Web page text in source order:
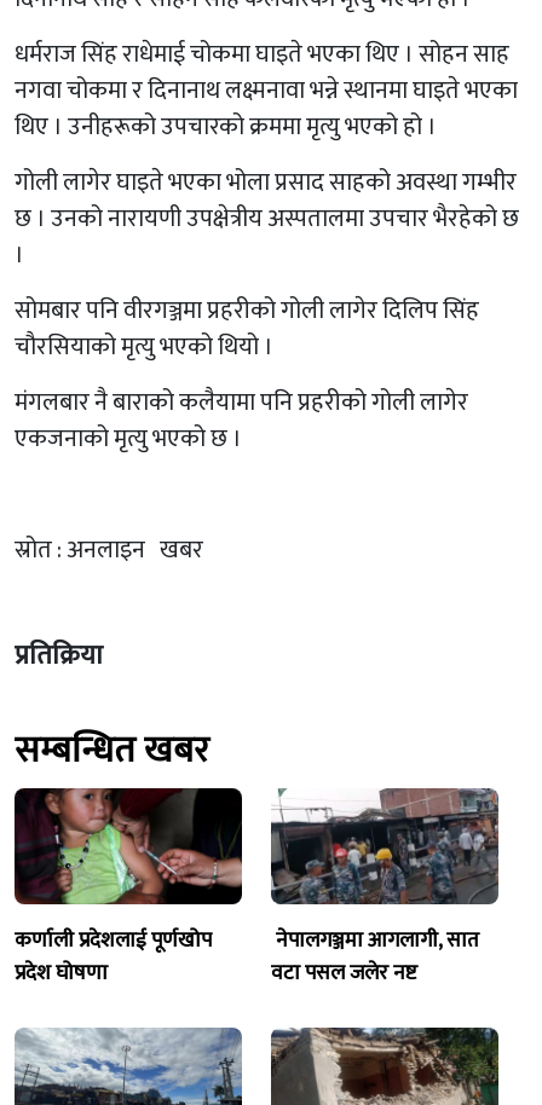
धर्मराज सिंह राधेमाई चोकमा घाइते भएका थिए । सोहन साह
नगवा चोकमा र दिनानाथ लक्ष्मनावा भन्ने स्थानमा घाइते भएका
थिए । उनीहरूको उपचारको क्रममा मृत्यु भएको हो ।
गोली लागेर घाइते भएका भोला प्रसाद साहको अवस्था गम्भीर
छ । उनको नारायणी उपक्षेत्रीय अस्पतालमा उपचार भैरहेको छ
।
सोमबार पनि वीरगञ्जमा प्रहरीको गोली लागेर दिलिप सिंह
चौरसियाको मृत्यु भएको थियो ।
मंगलबार नै बाराको कलैयामा पनि प्रहरीको गोली लागेर
एकजनाको मृत्यु भएको छ ।
स्रोत : अनलाइन खबर
प्रतिक्रिया
सम्बन्धित खबर
कर्णाली प्रदेशलाई पूर्णखोप
प्रदेश घोषणा
नेपालगञ्जमा आगलागी, सात
वटा पसल जलेर नष्ट